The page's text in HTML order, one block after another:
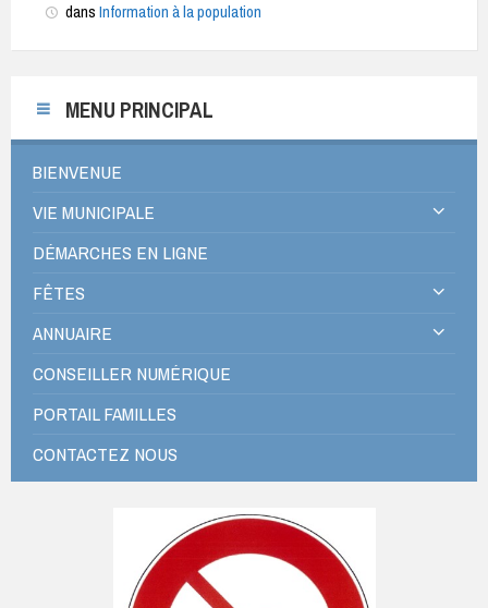
dans Information à la population
MENU PRINCIPAL
BIENVENUE
VIE MUNICIPALE
DÉMARCHES EN LIGNE
FÊTES
ANNUAIRE
CONSEILLER NUMÉRIQUE
PORTAIL FAMILLES
CONTACTEZ NOUS